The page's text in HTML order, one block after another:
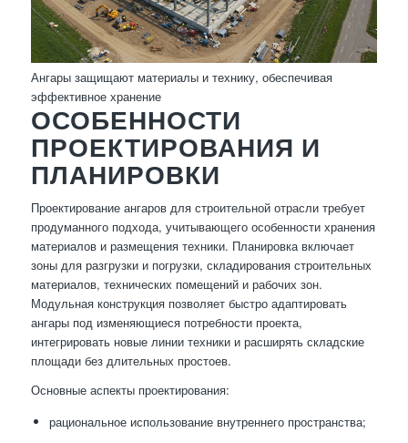
Ангары защищают материалы и технику, обеспечивая
эффективное хранение
ОСОБЕННОСТИ
ПРОЕКТИРОВАНИЯ И
ПЛАНИРОВКИ
Проектирование ангаров для строительной отрасли требует
продуманного подхода, учитывающего особенности хранения
материалов и размещения техники. Планировка включает
зоны для разгрузки и погрузки, складирования строительных
материалов, технических помещений и рабочих зон.
Модульная конструкция позволяет быстро адаптировать
ангары под изменяющиеся потребности проекта,
интегрировать новые линии техники и расширять складские
площади без длительных простоев.
Основные аспекты проектирования:
рациональное использование внутреннего пространства;